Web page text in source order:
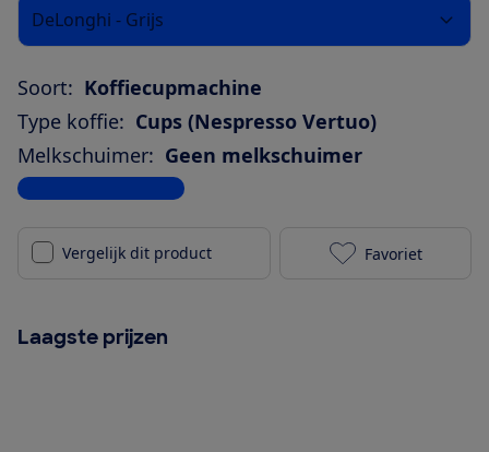
DeLonghi - Grijs
Soort: Koffiecupmachine
Type koffie: Cups (Nespresso Vertuo)
Melkschuimer: Geen melkschuimer
Bekijk alle specificaties
Vergelijk dit product De'Longhi
Favoriet
Laagste prijzen